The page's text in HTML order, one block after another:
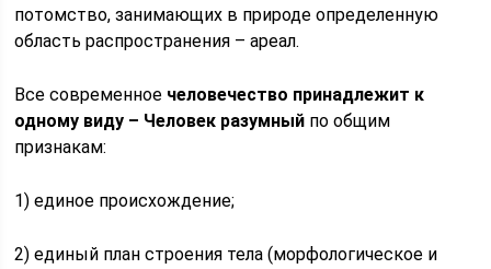
потомство, занимающих в природе определенную
область распространения – ареал.
Все современное человечество принадлежит к
одному виду – Человек разумный по общим
признакам:
1) единое происхождение;
2) единый план строения тела (морфологическое и